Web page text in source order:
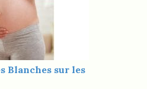
Blanches sur les